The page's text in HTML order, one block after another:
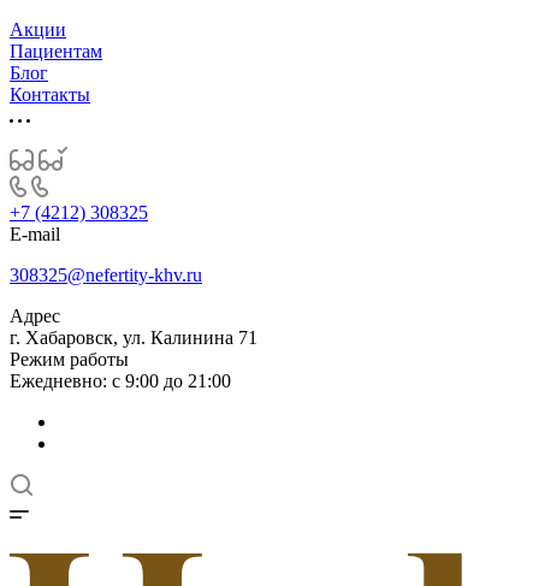
Акции
Пациентам
Блог
Контакты
+7 (4212) 308325
E-mail
308325@nefertity-khv.ru
Адрес
г. Хабаровск, ул. Калинина 71
Режим работы
Ежедневно: с 9:00 до 21:00